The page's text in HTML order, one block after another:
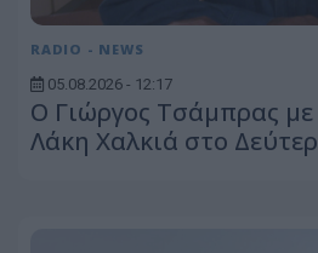
RADIO - NEWS
05.08.2026 - 12:17
O Γιώργος Τσάμπρας
Λάκη Χαλκιά στο